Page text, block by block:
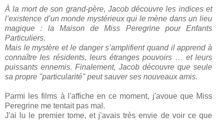
À la mort de son grand-père, Jacob découvre les indices et
l’existence d’un monde mystérieux qui le mène dans un lieu
magique : la Maison de Miss Peregrine pour Enfants
Particuliers.
Mais le mystère et le danger s’amplifient quand il apprend à
connaître les résidents, leurs étranges pouvoirs … et leurs
puissants ennemis. Finalement, Jacob découvre que seule
sa propre "particularité" peut sauver ses nouveaux amis.
Parmi les films à l'affiche en ce moment, j'avoue que Miss
Peregrine me tentait pas mal.
J'ai lu le premier tome, et j'avais très envie de voir ce que